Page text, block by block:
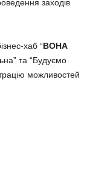
заходів
хаб “ВОНА
та “Будуємо
можливостей